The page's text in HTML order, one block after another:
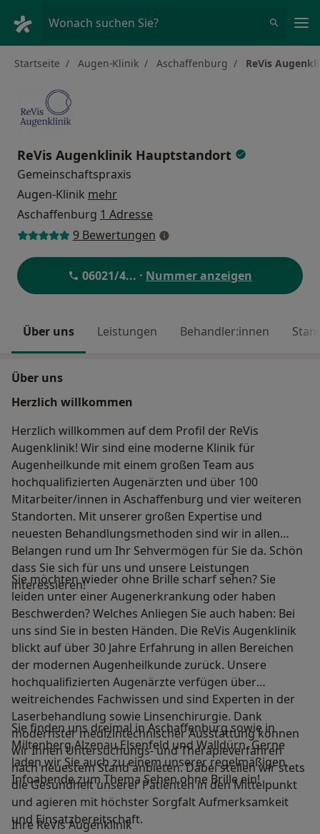
Wonach suchen Sie?
Startseite Augen-Klinik Aschaffenburg ReVis
ReVis Augenklinik Hauptstandort
Gemeinschaftspraxis
Augen-Klinik mehr
Aschaffenburg 1 Adresse
9 Bewertungen
06021/4... · Nummer anzeigen
Über uns Leistungen Behandler:innen
Über uns
Herzlich willkommen
Herzlich willkommen auf dem Profil der ReVis
Augenklinik! Wir sind eine moderne Klinik für
Augenheilkunde mit einem großen Team aus
hochqualifizierten Augenärzten und über 100
Mitarbeiter/innen in Aschaffenburg und vier weiteren
Standorten. Mit unserer großen Expertise und
neuesten Behandlungsmethoden sind wir in allen
Belangen rund um Ihr Sehvermögen für Sie da. Schön
dass Sie sich für uns und unsere Leistungen
interessieren!
Sie möchten wieder ohne Brille scharf sehen? Sie
leiden unter einer Augenerkrankung oder haben
Beschwerden? Welches Anliegen Sie auch haben: Bei
uns sind Sie in besten Händen. Die ReVis Augenklinik
blickt auf über 30 Jahre Erfahrung in allen Bereichen
der modernen Augenheilkunde zurück. Unsere
hochqualifizierten Augenärzte verfügen über
weitreichendes Fachwissen und sind Experten in der
Laserbehandlung sowie Linsenchirurgie. Dank
modernster medizintechnischer Ausstattung können
wir Ihnen Untersuchungs- und Therapieverfahren
nach neuestem Stand anbieten. Dabei stellen wir stets
die Gesundheit unserer Patienten in den Mittelpunkt
und agieren mit höchster Sorgfalt Aufmerksamkeit
und Einsatzbereitschaft.
Sie finden uns dreimal in Aschaffenburg sowie in
Miltenberg Alzenau Elsenfeld und Walldürn. Gerne
laden wir Sie auch zu einem unserer regelmäßigen
Infoabende zum Thema Sehen ohne Brille ein!
Ihre ReVis Augenklinik